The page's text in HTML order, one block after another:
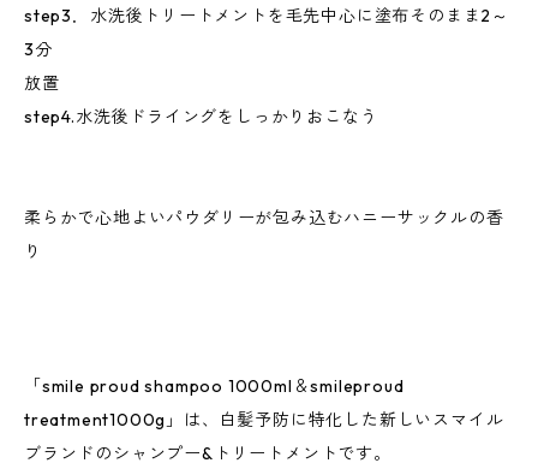
step3．水洗後トリートメントを毛先中心に塗布そのまま2～
3分
放置
step4.水洗後ドライングをしっかりおこなう
柔らかで心地よいパウダリーが包み込むハニーサックルの香
り
「smile proud shampoo 1000ml＆smileproud
treatment1000g」は、白髪予防に特化した新しいスマイル
ブランドのシャンプー&トリートメントです。